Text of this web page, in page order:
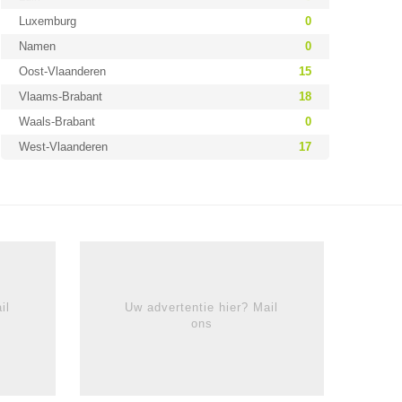
Luxemburg
0
Namen
0
Oost-Vlaanderen
15
Vlaams-Brabant
18
Waals-Brabant
0
West-Vlaanderen
17
Uw advertentie hier? Mail
ons